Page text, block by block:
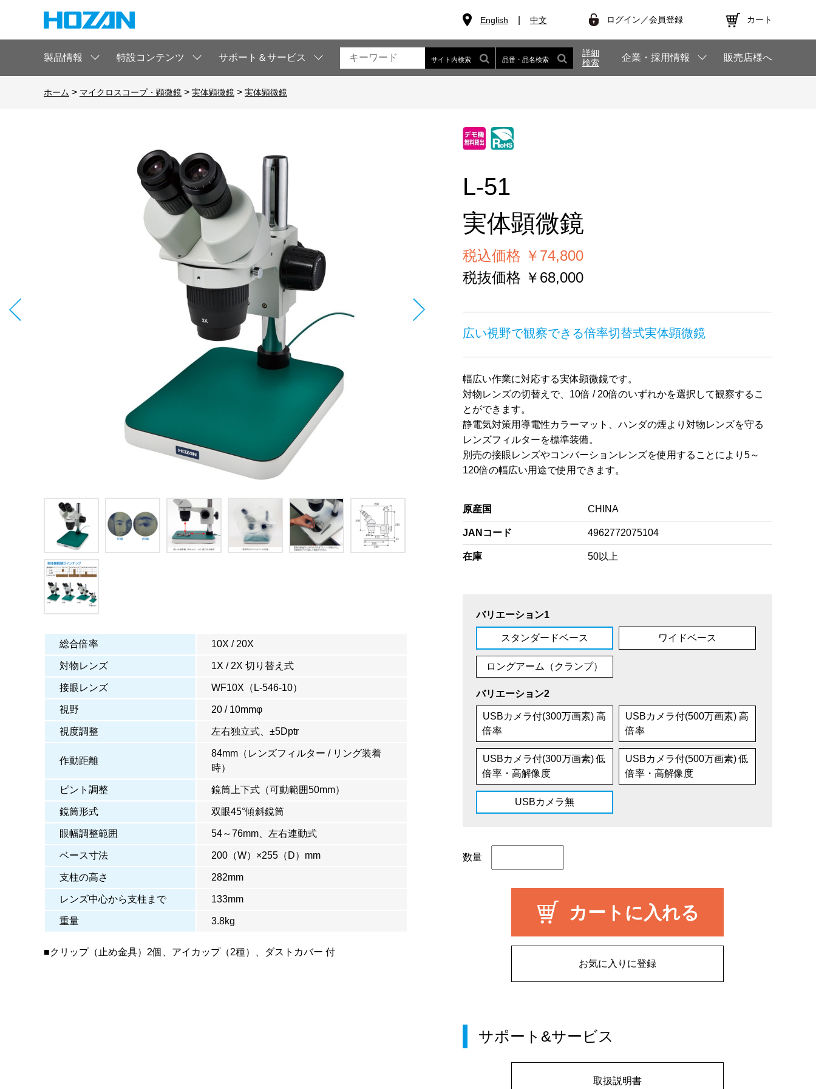
English 中文 ログイン／会員登録 カート
製品情報 特設コンテンツ サポート＆サービス サイト内検索 品番・品名検索
詳細
検索
企業・採用情報 販売店様へ
ホーム > マイクロスコープ・顕微鏡 > 実体顕微鏡 > 実体顕微鏡
総合倍率 10X / 20X
対物レンズ 1X / 2X 切り替え式
接眼レンズ WF10X（L-546-10）
視野 20 / 10mmφ
視度調整 左右独立式、±5Dptr
作動距離
84mm（レンズフィルター / リング装着
時）
ピント調整 鏡筒上下式（可動範囲50mm）
鏡筒形式 双眼45°傾斜鏡筒
眼幅調整範囲 54～76mm、左右連動式
ベース寸法 200（W）×255（D）mm
支柱の高さ 282mm
レンズ中心から支柱まで 133mm
重量 3.8kg
■クリップ（止め金具）2個、アイカップ（2種）、ダストカバー 付
L-51
実体顕微鏡
税込価格 ￥74,800
税抜価格 ￥68,000
広い視野で観察できる倍率切替式実体顕微鏡
幅広い作業に対応する実体顕微鏡です。
対物レンズの切替えで、10倍 / 20倍のいずれかを選択して観察するこ
とができます。
静電気対策用導電性カラーマット、ハンダの煙より対物レンズを守る
レンズフィルターを標準装備。
別売の接眼レンズやコンバーションレンズを使用することにより5～
120倍の幅広い用途で使用できます。
原産国 CHINA
JANコード 4962772075104
在庫 50以上
バリエーション1
スタンダードベース ワイドベース
ロングアーム（クランプ）
バリエーション2
USBカメラ付(300万画素) 高
倍率
USBカメラ付(500万画素) 高
倍率
USBカメラ付(300万画素) 低
倍率・高解像度
USBカメラ付(500万画素) 低
倍率・高解像度
USBカメラ無
数量
カートに入れる
お気に入りに登録
サポート&サービス
取扱説明書